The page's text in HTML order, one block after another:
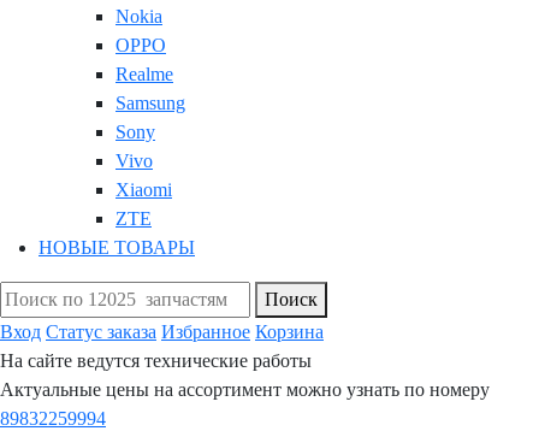
Nokia
OPPO
Realme
Samsung
Sony
Vivo
Xiaomi
ZTE
НОВЫЕ ТОВАРЫ
Поиск
Вход Статус заказа Избранное Корзина
На сайте ведутся технические работы
Актуальные цены на ассортимент можно узнать по номеру
89832259994